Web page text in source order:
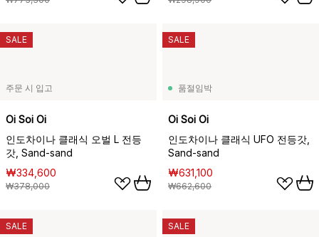
주문 시 입고
Oi Soi Oi
인도차이나 클래식 오벌 L 전등
갓, Sand-sand
₩334,600
₩378,000
SALE
품절임박
Oi Soi Oi
인도차이나 클래식 UFO 전등갓,
Sand-sand
₩631,100
₩662,600
SALE
SALE SALE